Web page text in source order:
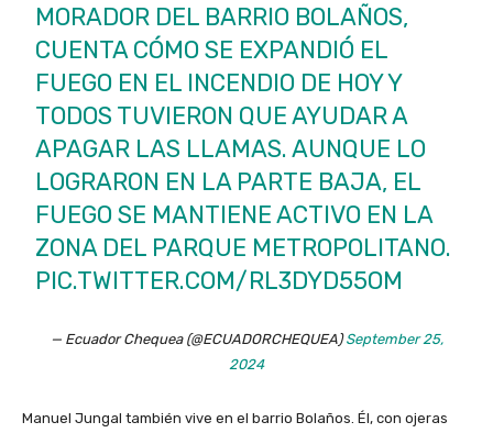
MORADOR DEL BARRIO BOLAÑOS,
CUENTA CÓMO SE EXPANDIÓ EL
FUEGO EN EL INCENDIO DE HOY Y
TODOS TUVIERON QUE AYUDAR A
APAGAR LAS LLAMAS. AUNQUE LO
LOGRARON EN LA PARTE BAJA, EL
FUEGO SE MANTIENE ACTIVO EN LA
ZONA DEL PARQUE METROPOLITANO.
PIC.TWITTER.COM/RL3DYD55OM
— Ecuador Chequea (@ECUADORCHEQUEA)September 25,
2024
Manuel Jungal también vive en el barrio Bolaños. Él, con ojeras